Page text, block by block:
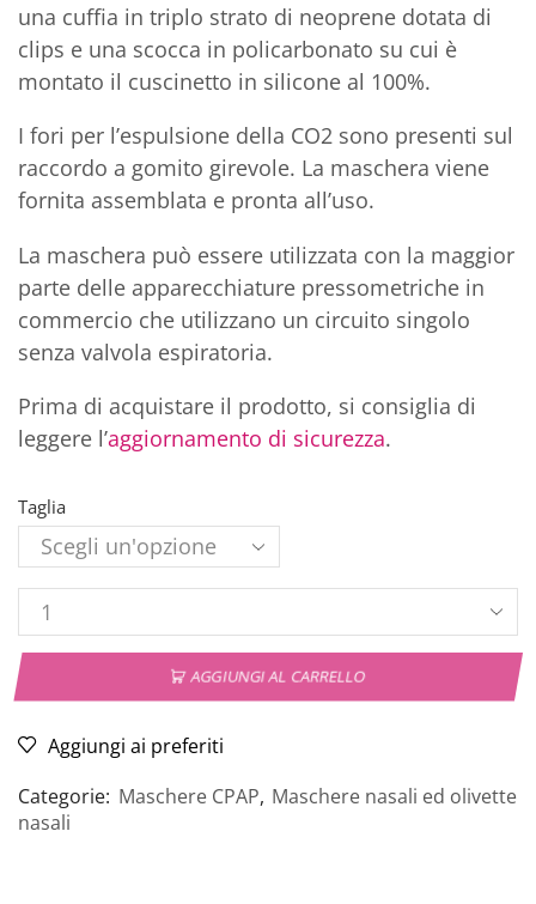
una cuffia in triplo strato di neoprene dotata di
clips e una scocca in policarbonato su cui è
montato il cuscinetto in silicone al 100%.
I fori per l’espulsione della CO2 sono presenti sul
raccordo a gomito girevole. La maschera viene
fornita assemblata e pronta all’uso.
La maschera può essere utilizzata con la maggior
parte delle apparecchiature pressometriche in
commercio che utilizzano un circuito singolo
senza valvola espiratoria.
Prima di acquistare il prodotto, si consiglia di
leggere l’aggiornamento di sicurezza.
Taglia
AGGIUNGI AL CARRELLO
Aggiungi ai preferiti
Categorie: Maschere CPAP, Maschere nasali ed olivette
nasali